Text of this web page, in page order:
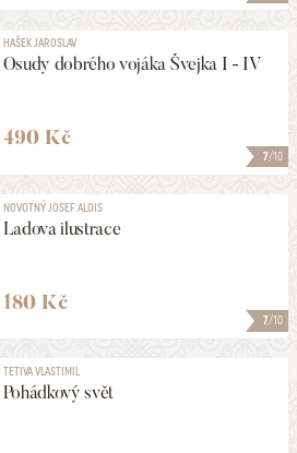
7/10
HAŠEK JAROSLAV
Osudy dobrého vojáka Švejka I - IV
490 Kč
7/10
NOVOTNÝ JOSEF ALOIS
Ladova ilustrace
180 Kč
TETIVA VLASTIMIL
Pohádkový svět